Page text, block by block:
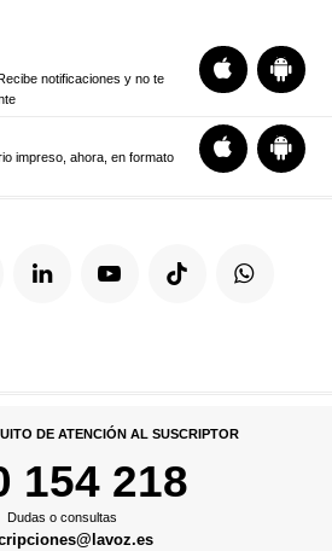
notificaciones y no te
impreso, ahora, en formato
DE ATENCIÓN AL SUSCRIPTOR
154 218
Dudas o consultas